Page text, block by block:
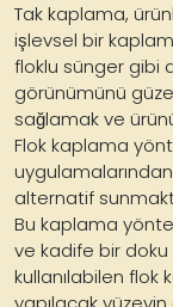
Tak kaplama,
işlevsel bir
floklu sünger gibi
görünümünü
sağlamak ve
Flok kaplama
alternatif
Bu kaplama
ve kadife bir doku
kullanılabilen flok